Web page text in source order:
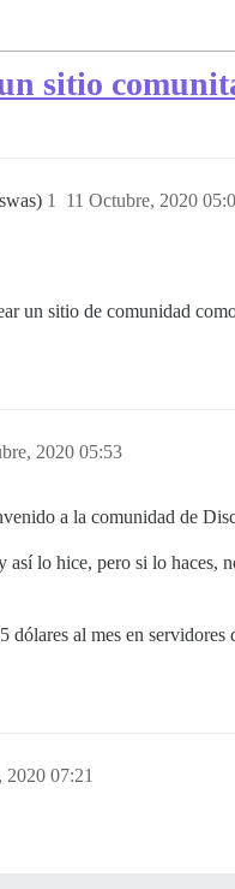
sitio
11 Octubre, 2020
1
un sitio de comunidad
2020 05:53
a la comunidad de
lo hice, pero si lo haces,
dólares al mes en servidores
2020 07:21